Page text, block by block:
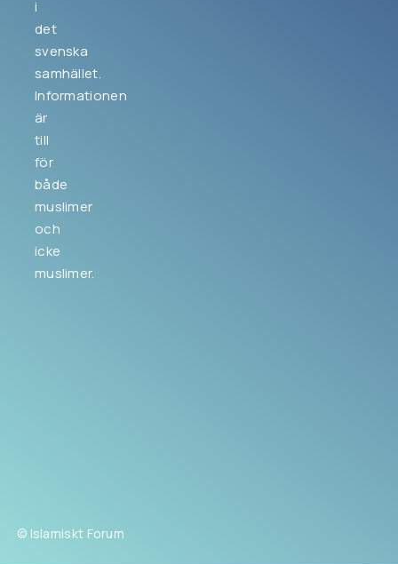
i
det
svenska
samhället.
Informationen
är
till
för
både
muslimer
och
icke
muslimer.
© Islamiskt Forum